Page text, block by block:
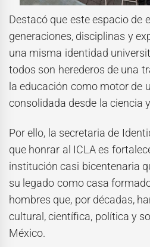
Destacó que este espacio de
generaciones, disciplinas y
una misma identidad
todos son herederos de una
la educación como motor de
consolidada desde la ciencia
Por ello, la secretaria de
que honrar al ICLA es
institución casi bicentenaria
su legado como casa
hombres que, por décadas,
cultural, científica, política y
México.